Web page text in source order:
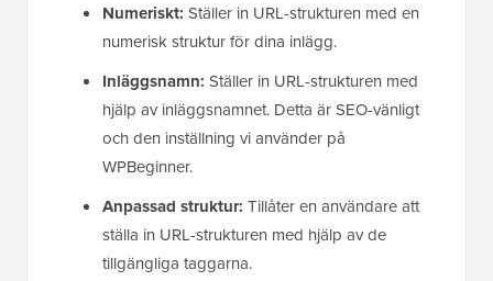
Numeriskt: Ställer in URL-strukturen med en
numerisk struktur för dina inlägg.
Inläggsnamn: Ställer in URL-strukturen med
hjälp av inläggsnamnet. Detta är SEO-vänligt
och den inställning vi använder på
WPBeginner.
Anpassad struktur: Tillåter en användare att
ställa in URL-strukturen med hjälp av de
tillgängliga taggarna.